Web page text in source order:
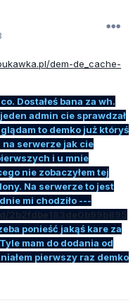
dem-de_cache-
Dostałeś bana za wh.
admin cie sprawdzał
to demko już któryś
na serwerze jak cie
i u mnie
nie zobaczyłem tej
Na serwerze to jest
mi chodziło ---
2b2fdbe183de0b99b895
ponieść jakąś kare za
mam do dodania od
pierwszy raz demko